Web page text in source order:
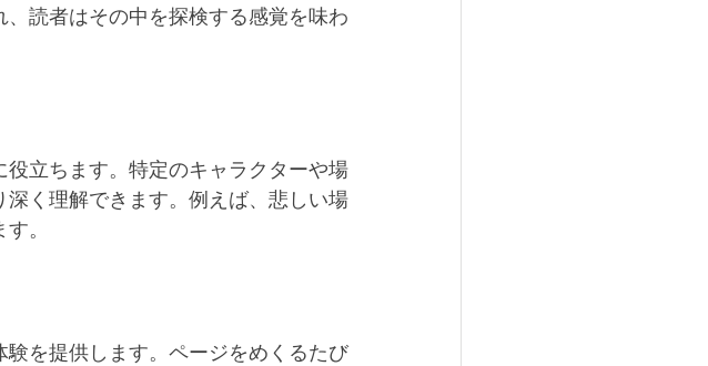
読者はその中を探検する感覚を味わ
立ちます。特定のキャラクターや場
く理解できます。例えば、悲しい場
。
を提供します。ページをめくるたび